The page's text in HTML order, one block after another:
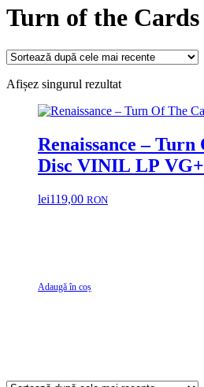
Turn of the Cards
Afișez singurul rezultat
Renaissance ‎– Turn Of The Cards –
Disc VINIL LP VG+
lei119,00 RON
Adaugă în coș